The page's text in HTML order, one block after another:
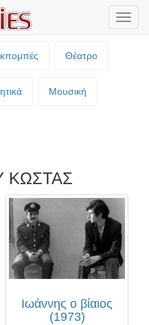
Θέατρο
Μουσική
ΚΩΣΤΑΣ
Ιωάννης ο βίαιος
(1973)